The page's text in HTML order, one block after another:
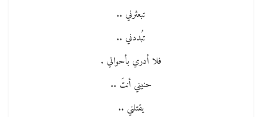
تبعثرني ..
تبُددني ..
فلا أدري بأحوالي .
حنيني أنتَ ..
يقتلني ..